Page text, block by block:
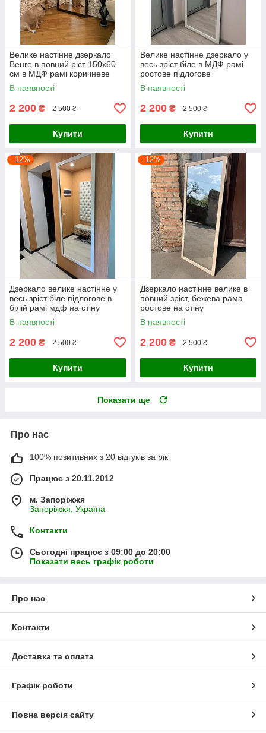
Велике настінне дзеркало
Венге в повний ріст 150х60
см в МДФ рамі коричневе
ростове
В наявності
2 200 ₴ 2 500 ₴
Купити
Велике настінне дзеркало у
весь зріст біле в МДФ рамі
ростове підлогове
В наявності
2 200 ₴ 2 500 ₴
Купити
–12%
Дзеркало велике настінне у
весь зріст біле підлогове в
білій рамі мдф на стіну
В наявності
2 200 ₴ 2 500 ₴
Купити
–12%
Дзеркало настінне велике в
повний зріст, бежева рама
ростове на стіну
В наявності
2 200 ₴ 2 500 ₴
Купити
Показати ще
Про нас
100% позитивних з 20 відгуків за рік
Працює з 20.11.2012
м. Запоріжжя
Запоріжжя, Україна
Контакти
Сьогодні працює з 09:00 до 20:00
Показати весь графік роботи
Про нас
Контакти
Доставка та оплата
Графік роботи
Повна версія сайту